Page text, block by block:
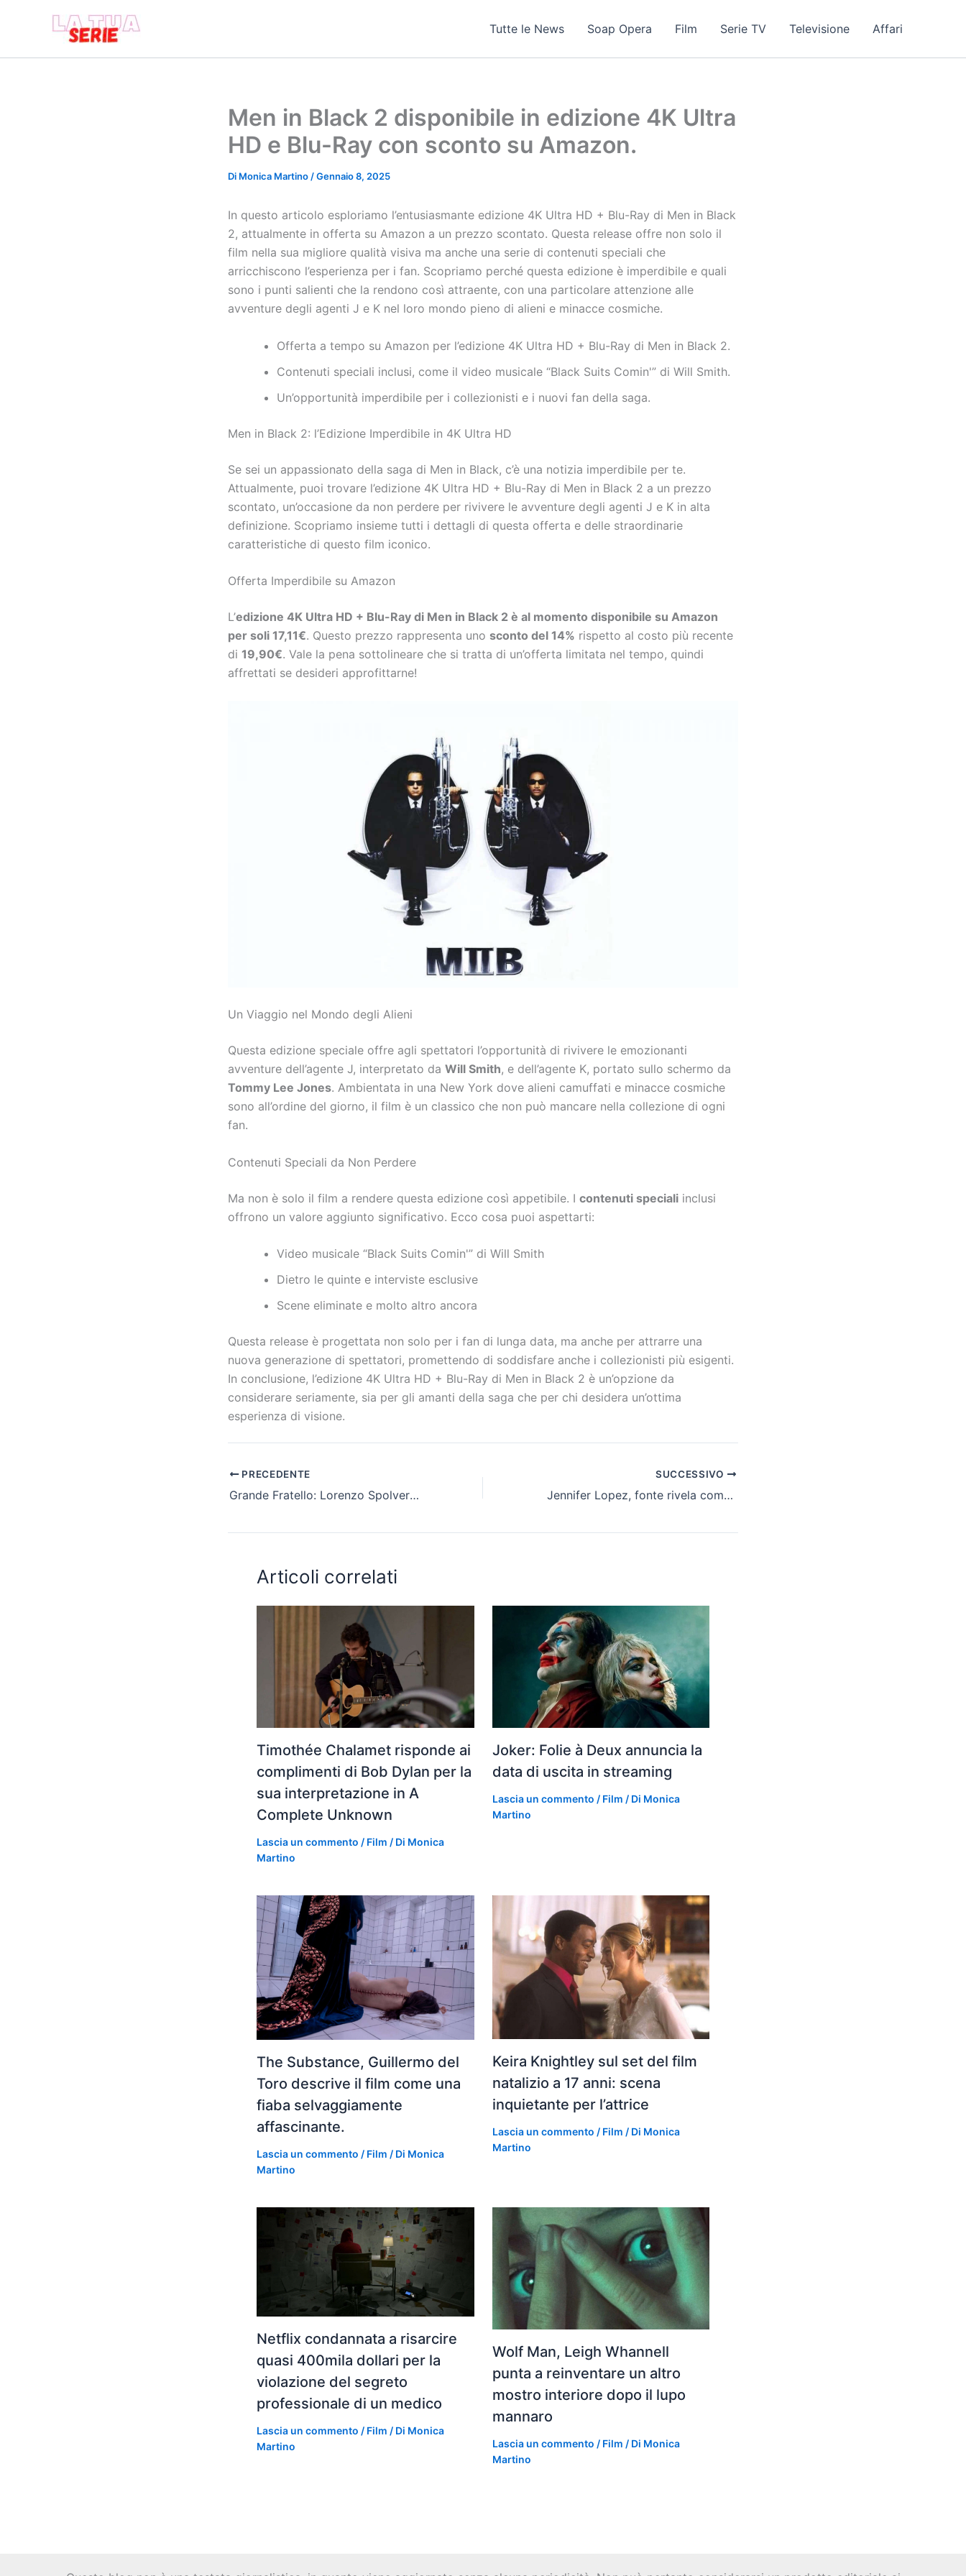
Tutte le News Soap Opera Film Serie TV Televisione Affari
Men in Black 2 disponibile in edizione 4K Ultra
HD e Blu-Ray con sconto su Amazon.
Di Monica Martino /Gennaio 8, 2025
In questo articolo esploriamo l’entusiasmante edizione 4K Ultra HD + Blu-Ray di Men in Black
2, attualmente in offerta su Amazon a un prezzo scontato. Questa release offre non solo il
film nella sua migliore qualità visiva ma anche una serie di contenuti speciali che
arricchiscono l’esperienza per i fan. Scopriamo perché questa edizione è imperdibile e quali
sono i punti salienti che la rendono così attraente, con una particolare attenzione alle
avventure degli agenti J e K nel loro mondo pieno di alieni e minacce cosmiche.
Offerta a tempo su Amazon per l’edizione 4K Ultra HD + Blu-Ray di Men in Black 2.
Contenuti speciali inclusi, come il video musicale “Black Suits Comin'” di Will Smith.
Un’opportunità imperdibile per i collezionisti e i nuovi fan della saga.
Men in Black 2: l’Edizione Imperdibile in 4K Ultra HD
Se sei un appassionato della saga di Men in Black, c’è una notizia imperdibile per te.
Attualmente, puoi trovare l’edizione 4K Ultra HD + Blu-Ray di Men in Black 2 a un prezzo
scontato, un’occasione da non perdere per rivivere le avventure degli agenti J e K in alta
definizione. Scopriamo insieme tutti i dettagli di questa offerta e delle straordinarie
caratteristiche di questo film iconico.
Offerta Imperdibile su Amazon
L’edizione 4K Ultra HD + Blu-Ray di Men in Black 2 è al momento disponibile su Amazon
per soli 17,11€. Questo prezzo rappresenta uno sconto del 14% rispetto al costo più recente
di 19,90€. Vale la pena sottolineare che si tratta di un’offerta limitata nel tempo, quindi
affrettati se desideri approfittarne!
Un Viaggio nel Mondo degli Alieni
Questa edizione speciale offre agli spettatori l’opportunità di rivivere le emozionanti
avventure dell’agente J, interpretato da Will Smith, e dell’agente K, portato sullo schermo da
Tommy Lee Jones. Ambientata in una New York dove alieni camuffati e minacce cosmiche
sono all’ordine del giorno, il film è un classico che non può mancare nella collezione di ogni
fan.
Contenuti Speciali da Non Perdere
Ma non è solo il film a rendere questa edizione così appetibile. I contenuti speciali inclusi
offrono un valore aggiunto significativo. Ecco cosa puoi aspettarti:
Video musicale “Black Suits Comin'” di Will Smith
Dietro le quinte e interviste esclusive
Scene eliminate e molto altro ancora
Questa release è progettata non solo per i fan di lunga data, ma anche per attrarre una
nuova generazione di spettatori, promettendo di soddisfare anche i collezionisti più esigenti.
In conclusione, l’edizione 4K Ultra HD + Blu-Ray di Men in Black 2 è un’opzione da
considerare seriamente, sia per gli amanti della saga che per chi desidera un’ottima
esperienza di visione.
PRECEDENTE
Grande Fratello: Lorenzo Spolverato accusato di bestemmia, la rivelazione di Stefano Tediosi
SUCCESSIVO
Jennifer Lopez, fonte rivela come il suo matrimonio da sogno con Ben Affleck sia diventato un incubo
Articoli correlati
Timothée Chalamet risponde ai
complimenti di Bob Dylan per la
sua interpretazione in A
Complete Unknown
Lascia un commento / Film / Di Monica
Martino
Joker: Folie à Deux annuncia la
data di uscita in streaming
Lascia un commento / Film / Di Monica
Martino
The Substance, Guillermo del
Toro descrive il film come una
fiaba selvaggiamente
affascinante.
Lascia un commento / Film / Di Monica
Martino
Keira Knightley sul set del film
natalizio a 17 anni: scena
inquietante per l’attrice
Lascia un commento / Film / Di Monica
Martino
Netflix condannata a risarcire
quasi 400mila dollari per la
violazione del segreto
professionale di un medico
Lascia un commento / Film / Di Monica
Martino
Wolf Man, Leigh Whannell
punta a reinventare un altro
mostro interiore dopo il lupo
mannaro
Lascia un commento / Film / Di Monica
Martino